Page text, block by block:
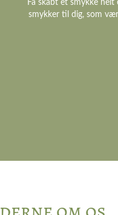
Få skabt et smykke
smykker til dig, som